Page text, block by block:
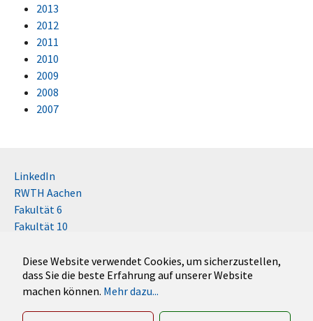
Diese Website verwendet Cookies, um sicherzustellen,
dass Sie die beste Erfahrung auf unserer Website
machen können. Mehr dazu...
2013
2012
2011
2010
2009
2008
2007
LinkedIn
RWTH Aachen
Fakultät 6
Fakultät 10
Kontakt
Disclaimer (RWTH)